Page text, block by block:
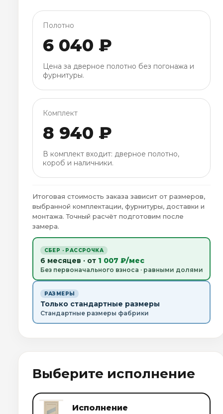
Полотно
6 040 ₽
Цена за дверное полотно без погонажа и
фурнитуры.
Комплект
8 940 ₽
В комплект входит: дверное полотно,
короб и наличники.
Итоговая стоимость заказа зависит от размеров,
выбранной комплектации, фурнитуры, доставки и
монтажа. Точный расчёт подготовим после
замера.
СБЕР · РАССРОЧКА
6 месяцев · от 1 007 ₽/мес
Без первоначального взноса · равными долями
РАЗМЕРЫ
Только стандартные размеры
Стандартные размеры фабрики
Выберите исполнение
Исполнение